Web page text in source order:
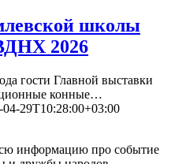
школы
2026
гости Главной выставки
конные…
04-29T10:28:00+03:00
информацию про событие